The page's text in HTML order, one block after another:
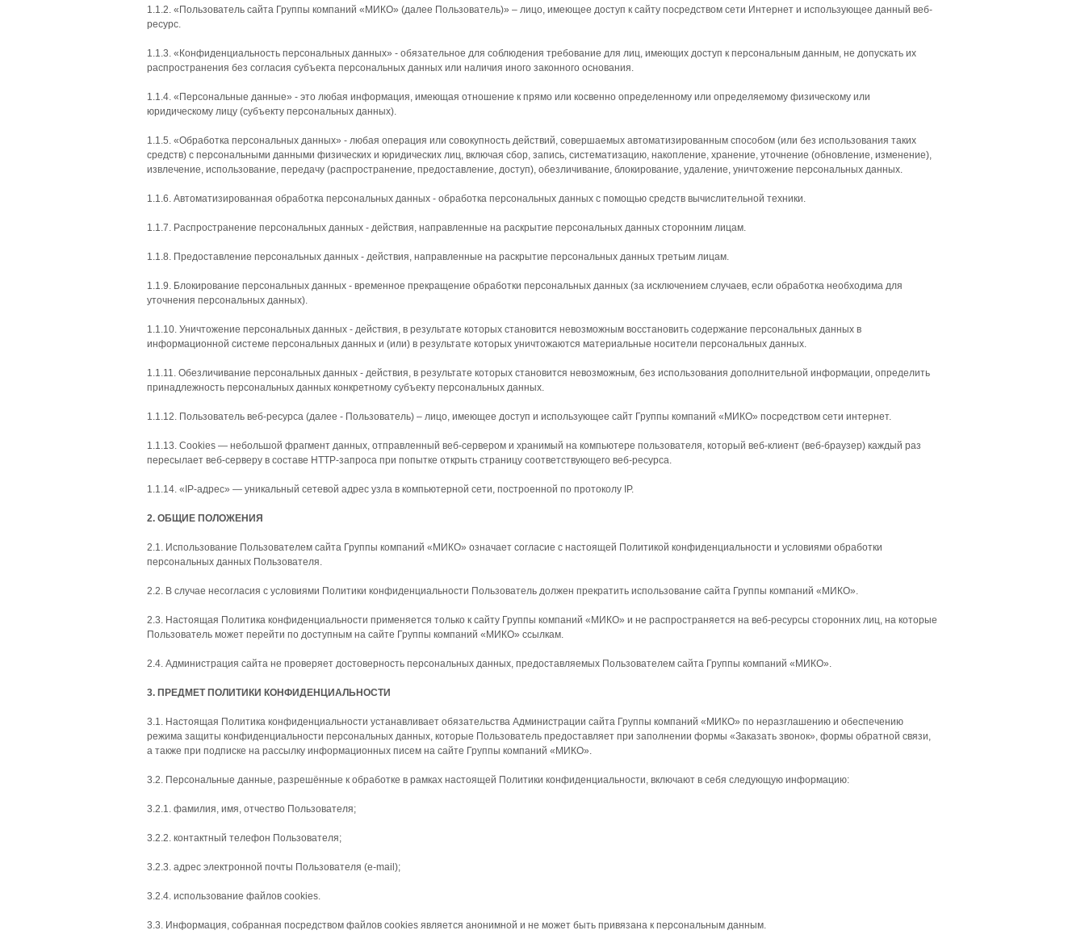
1.1.2. «Пользователь сайта Группы компаний «МИКО» (далее Пользователь)» – лицо, имеющее доступ к сайту посредством сети Интернет и использующее данный веб-
ресурс.
1.1.3. «Конфиденциальность персональных данных» - обязательное для соблюдения требование для лиц, имеющих доступ к персональным данным, не допускать их
распространения без согласия субъекта персональных данных или наличия иного законного основания.
1.1.4. «Персональные данные» - это любая информация, имеющая отношение к прямо или косвенно определенному или определяемому физическому или
юридическому лицу (субъекту персональных данных).
1.1.5. «Обработка персональных данных» - любая операция или совокупность действий, совершаемых автоматизированным способом (или без использования таких
средств) с персональными данными физических и юридических лиц, включая сбор, запись, систематизацию, накопление, хранение, уточнение (обновление, изменение),
извлечение, использование, передачу (распространение, предоставление, доступ), обезличивание, блокирование, удаление, уничтожение персональных данных.
1.1.6. Автоматизированная обработка персональных данных - обработка персональных данных с помощью средств вычислительной техники.
1.1.7. Распространение персональных данных - действия, направленные на раскрытие персональных данных сторонним лицам.
1.1.8. Предоставление персональных данных - действия, направленные на раскрытие персональных данных третьим лицам.
1.1.9. Блокирование персональных данных - временное прекращение обработки персональных данных (за исключением случаев, если обработка необходима для
уточнения персональных данных).
1.1.10. Уничтожение персональных данных - действия, в результате которых становится невозможным восстановить содержание персональных данных в
информационной системе персональных данных и (или) в результате которых уничтожаются материальные носители персональных данных.
1.1.11. Обезличивание персональных данных - действия, в результате которых становится невозможным, без использования дополнительной информации, определить
принадлежность персональных данных конкретному субъекту персональных данных.
1.1.12. Пользователь веб-ресурса (далее ‑ Пользователь) – лицо, имеющее доступ и использующее сайт Группы компаний «МИКО» посредством сети интернет.
1.1.13. Cookies — небольшой фрагмент данных, отправленный веб-сервером и хранимый на компьютере пользователя, который веб-клиент (веб-браузер) каждый раз
пересылает веб-серверу в составе HTTP-запроса при попытке открыть страницу соответствующего веб-ресурса.
1.1.14. «IP-адрес» — уникальный сетевой адрес узла в компьютерной сети, построенной по протоколу IP.
2. ОБЩИЕ ПОЛОЖЕНИЯ
2.1. Использование Пользователем сайта Группы компаний «МИКО» означает согласие с настоящей Политикой конфиденциальности и условиями обработки
персональных данных Пользователя.
2.2. В случае несогласия с условиями Политики конфиденциальности Пользователь должен прекратить использование сайта Группы компаний «МИКО».
2.3. Настоящая Политика конфиденциальности применяется только к сайту Группы компаний «МИКО» и не распространяется на веб-ресурсы сторонних лиц, на которые
Пользователь может перейти по доступным на сайте Группы компаний «МИКО» ссылкам.
2.4. Администрация сайта не проверяет достоверность персональных данных, предоставляемых Пользователем сайта Группы компаний «МИКО».
3. ПРЕДМЕТ ПОЛИТИКИ КОНФИДЕНЦИАЛЬНОСТИ
3.1. Настоящая Политика конфиденциальности устанавливает обязательства Администрации сайта Группы компаний «МИКО» по неразглашению и обеспечению
режима защиты конфиденциальности персональных данных, которые Пользователь предоставляет при заполнении формы «Заказать звонок», формы обратной связи,
а также при подписке на рассылку информационных писем на сайте Группы компаний «МИКО».
3.2. Персональные данные, разрешённые к обработке в рамках настоящей Политики конфиденциальности, включают в себя следующую информацию:
3.2.1. фамилия, имя, отчество Пользователя;
3.2.2. контактный телефон Пользователя;
3.2.3. адрес электронной почты Пользователя (e-mail);
3.2.4. использование файлов cookies.
3.3. Информация, собранная посредством файлов cookies является анонимной и не может быть привязана к персональным данным.